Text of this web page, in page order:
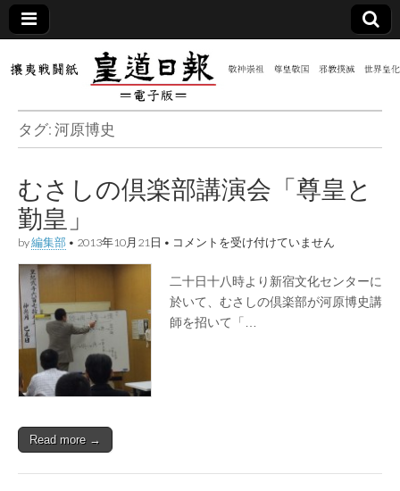
皇道
日報
（防
共新
聞）
電子
版
敬神
尊皇
｜昭
和八
皇道
実
践
攘夷
戦闘
タグ:河原博史
むさしの倶楽部講演会「尊皇と
勤皇」
by編集部 • 2013年10月21日 • む
の
倶
楽
部
コメントを受け付けていません
二十日十八時より新宿文化センターに
於いて、むさしの倶楽部が河原博史講
師を招いて「…
Read more →